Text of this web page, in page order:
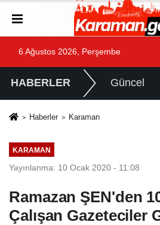
6 Ağustos 2026, Perşembe
HABERLER Güncel
Haberler Karaman
KARAMAN
Yayınlanma: 10 Ocak 2020 - 11:08
Ramazan ŞEN'den
Çalışan Gazeteciler